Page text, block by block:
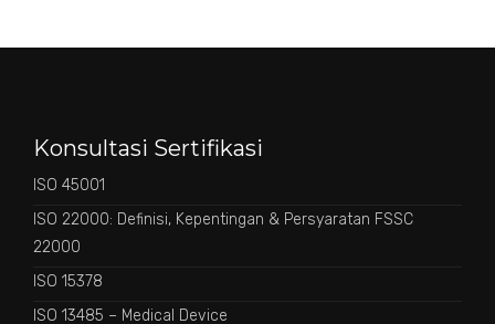
Konsultasi Sertifikasi
ISO 45001
ISO 22000: Definisi, Kepentingan & Persyaratan FSSC
22000
ISO 15378
ISO 13485 – Medical Device